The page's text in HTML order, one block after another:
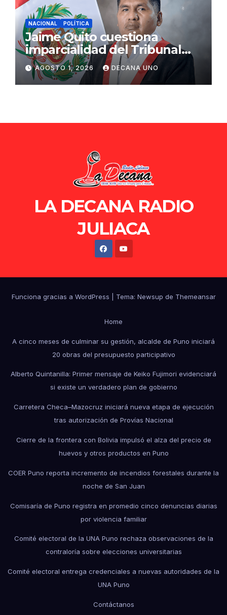
NACIONAL POLÍTICA
Jaime Quito cuestiona
imparcialidad del Tribunal
Constitucional tras liberación
de Ollanta Humala
AGOSTO 1, 2026 DECANA UNO
LA DECANA RADIO
JULIACA
Funciona gracias a WordPress Tema: Newsup de Themeansar
Home
A cinco meses de culminar su gestión, alcalde de Puno iniciará
20 obras del presupuesto participativo
Alberto Quintanilla: Primer mensaje de Keiko Fujimori evidenciará
si existe un verdadero plan de gobierno
Carretera Checa–Mazocruz iniciará nueva etapa de ejecución
tras autorización de Provías Nacional
Cierre de la frontera con Bolivia impulsó el alza del precio de
huevos y otros productos en Puno
COER Puno reporta incremento de incendios forestales durante la
noche de San Juan
Comisaría de Puno registra en promedio cinco denuncias diarias
por violencia familiar
Comité electoral de la UNA Puno rechaza observaciones de la
contraloría sobre elecciones universitarias
Comité electoral entrega credenciales a nuevas autoridades de la
UNA Puno
Contáctanos